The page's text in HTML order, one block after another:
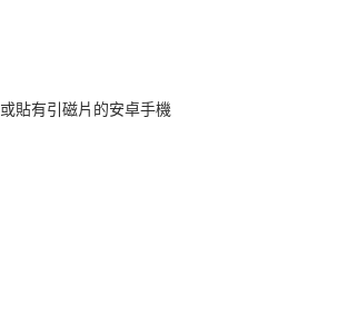
貼有引磁片的安卓手機